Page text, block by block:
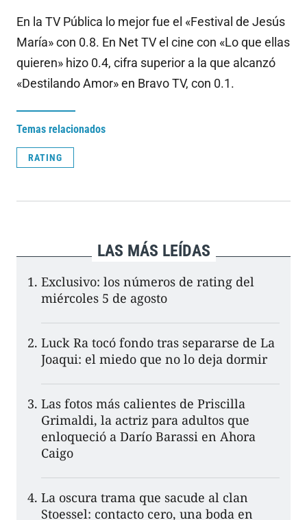
En la TV Pública lo mejor fue el «Festival de Jesús
María» con 0.8. En Net TV el cine con «Lo que ellas
quieren» hizo 0.4, cifra superior a la que alcanzó
«Destilando Amor» en Bravo TV, con 0.1.
Temas relacionados
RATING
LAS MÁS LEÍDAS
Exclusivo: los números de rating del
miércoles 5 de agosto
Luck Ra tocó fondo tras separarse de La
Joaqui: el miedo que no lo deja dormir
Las fotos más calientes de Priscilla
Grimaldi, la actriz para adultos que
enloqueció a Darío Barassi en Ahora
Caigo
La oscura trama que sacude al clan
Stoessel: contacto cero, una boda en